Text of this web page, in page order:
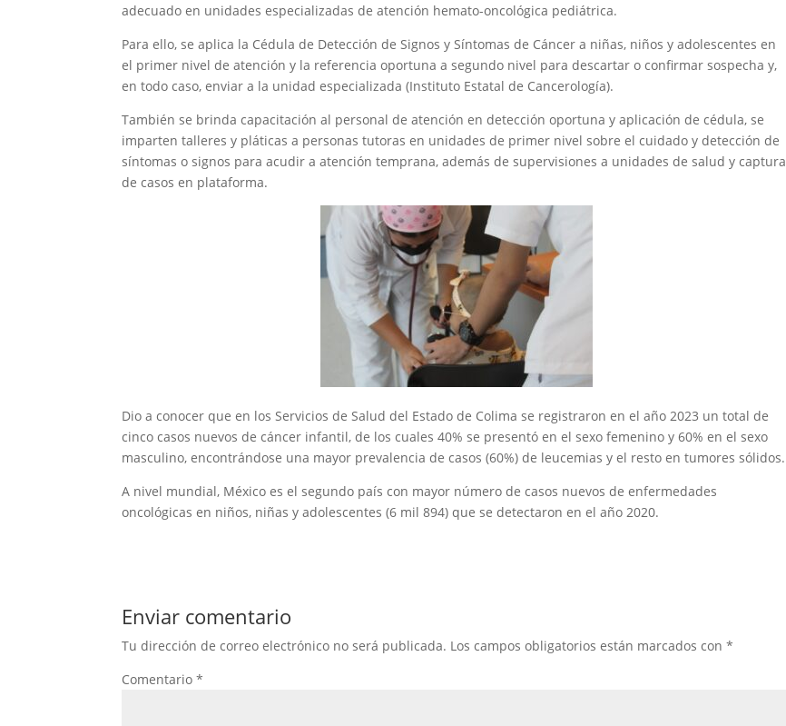
adecuado en unidades especializadas de atención hemato-oncológica pediátrica.
Para ello, se aplica la Cédula de Detección de Signos y Síntomas de Cáncer a niñas, niños y adolescentes en
el primer nivel de atención y la referencia oportuna a segundo nivel para descartar o confirmar sospecha y,
en todo caso, enviar a la unidad especializada (Instituto Estatal de Cancerología).
También se brinda capacitación al personal de atención en detección oportuna y aplicación de cédula, se
imparten talleres y pláticas a personas tutoras en unidades de primer nivel sobre el cuidado y detección de
síntomas o signos para acudir a atención temprana, además de supervisiones a unidades de salud y captura
de casos en plataforma.
Dio a conocer que en los Servicios de Salud del Estado de Colima se registraron en el año 2023 un total de
cinco casos nuevos de cáncer infantil, de los cuales 40% se presentó en el sexo femenino y 60% en el sexo
masculino, encontrándose una mayor prevalencia de casos (60%) de leucemias y el resto en tumores sólidos.
A nivel mundial, México es el segundo país con mayor número de casos nuevos de enfermedades
oncológicas en niños, niñas y adolescentes (6 mil 894) que se detectaron en el año 2020.
Enviar comentario
Tu dirección de correo electrónico no será publicada. Los campos obligatorios están marcados con*
Comentario*